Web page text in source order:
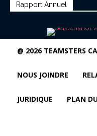
Rapport Annuel
@ 2026 TEAMSTERS
NOUS JOINDRE
JURIDIQUE PLAN